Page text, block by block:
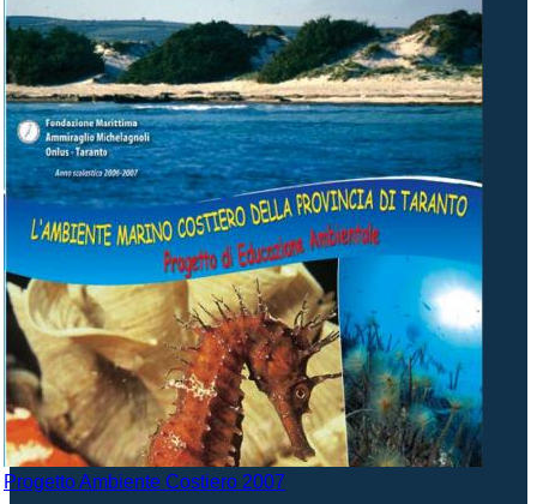
Progetto Ambiente Costiero 2007